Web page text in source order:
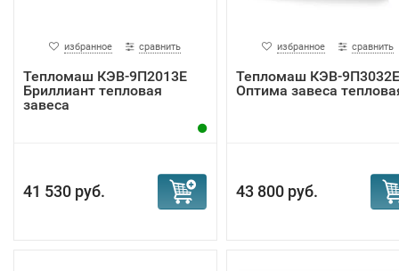
избранное сравнить
Тепломаш КЭВ-9П2013Е
Бриллиант тепловая
завеса
41 530 руб.
избранное сравнить
Тепломаш КЭВ-9П3032E
Оптима завеса
43 800 руб.